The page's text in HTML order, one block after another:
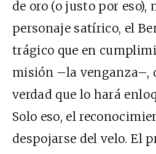
de oro (o justo por eso),
personaje satírico, el
trágico que en
misión –la venganza–,
verdad que lo hará
Solo eso, el
despojarse del velo. El